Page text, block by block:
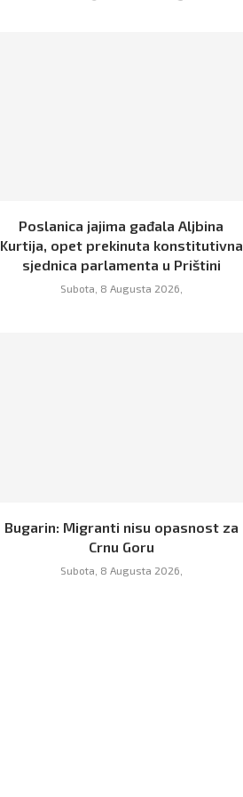
Poslanica jajima gađala Aljbina
Kurtija, opet prekinuta konstitutivna
sjednica parlamenta u Prištini
Subota, 8 Augusta 2026,
Bugarin: Migranti nisu opasnost za
Crnu Goru
Subota, 8 Augusta 2026,